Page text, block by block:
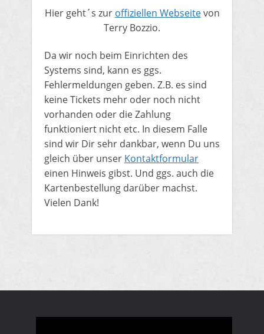
Hier geht´s zur offiziellen Webseitevon
Terry Bozzio.
Da wir noch beim Einrichten des
Systems sind, kann es ggs.
Fehlermeldungen geben. Z.B. es sind
keine Tickets mehr oder noch nicht
vorhanden oder die Zahlung
funktioniert nicht etc. In diesem Falle
sind wir Dir sehr dankbar, wenn Du uns
gleich über unser Kontaktformular
einen Hinweis gibst. Und ggs. auch die
Kartenbestellung darüber machst.
Vielen Dank!